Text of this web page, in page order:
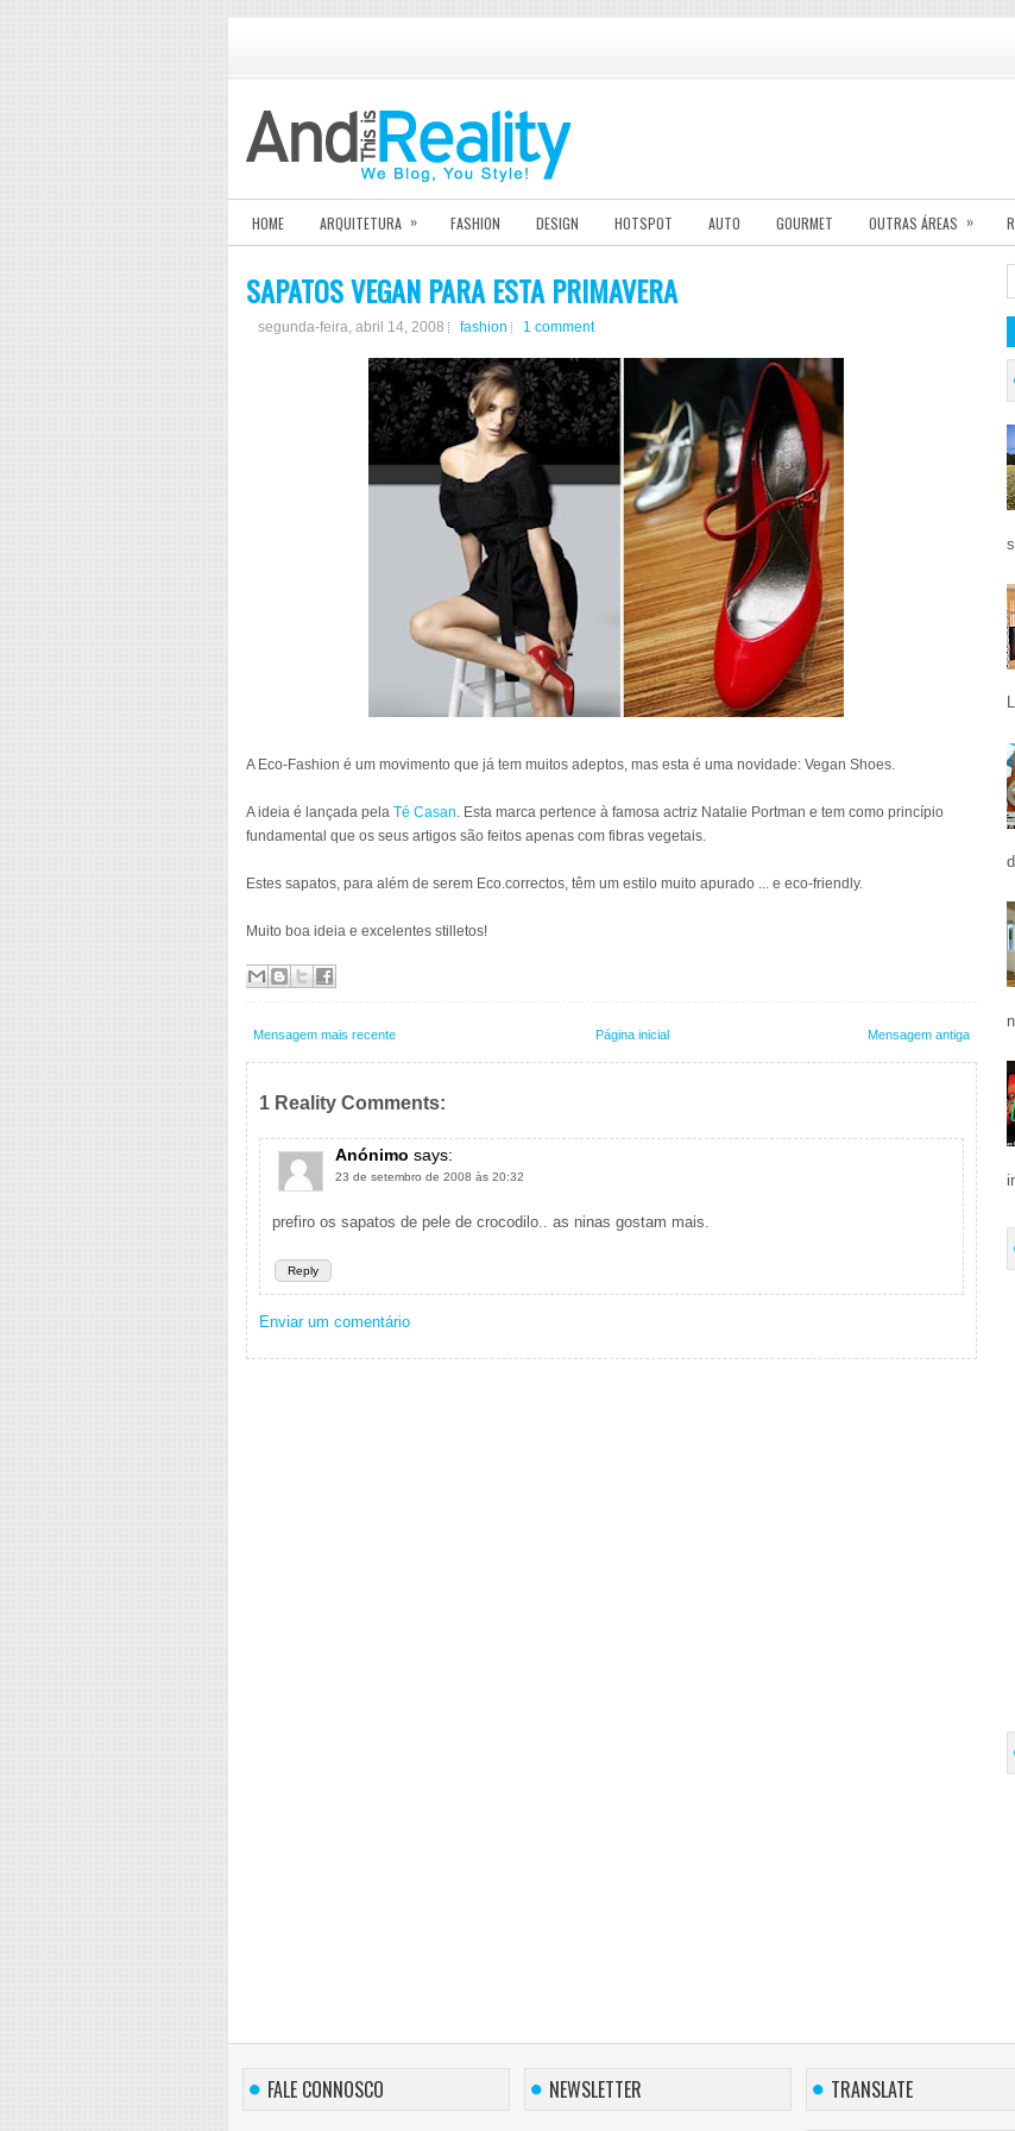
HOME ARQUITETURA » FASHION DESIGN HOTSPOT AUTO GOURMET OUTRAS ÁREAS »
SAPATOS VEGAN PARA ESTA PRIMAVERA
segunda-feira, abril 14, 2008 fashion 1 comment
A Eco-Fashion é um movimento que já tem muitos adeptos, mas esta é uma novidade: Vegan Shoes.
A ideia é lançada pela Té Casan. Esta marca pertence à famosa actriz Natalie Portman e tem como princípio
fundamental que os seus artigos são feitos apenas com fibras vegetais.
Estes sapatos, para além de serem Eco.correctos, têm um estilo muito apurado ... e eco-friendly.
Muito boa ideia e excelentes stilletos!
Mensagem mais recente Mensagem antiga
Página inicial
1 Reality Comments:
Anónimo says:
23 de setembro de 2008 às 20:32
Reply
prefiro os sapatos de pele de crocodilo.. as ninas gostam mais.
Enviar um comentário
FALE CONNOSCO NEWSLETTER TRANSLATE